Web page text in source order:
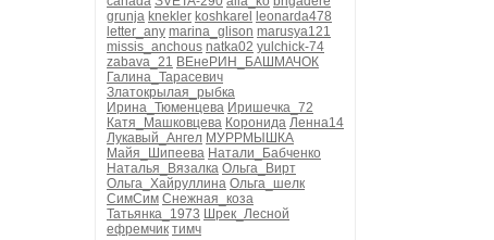
grunja knekler koshkarel
leonarda478
letter_any marina_glison marusya121
missis_anchous natka02 yulchick-74
zabava_21 ВЕнеРИН_БАШМАЧОК
Галина_Тарасевич
Златокрылая_рыбка
Ирина_Тюменцева Иришечка_72
Катя_Машковцева Коронида Ленна14
Лукавый_Ангел МУРРМЫШКА
Майя_Шипеева Натали_Бабченко
Наталья_Вязалка Ольга_Вирт
Ольга_Хайруллина Ольга_шелк
СимСим Снежная_коза
Татьянка_1973 Шрек_Лесной
ефремчик тимч